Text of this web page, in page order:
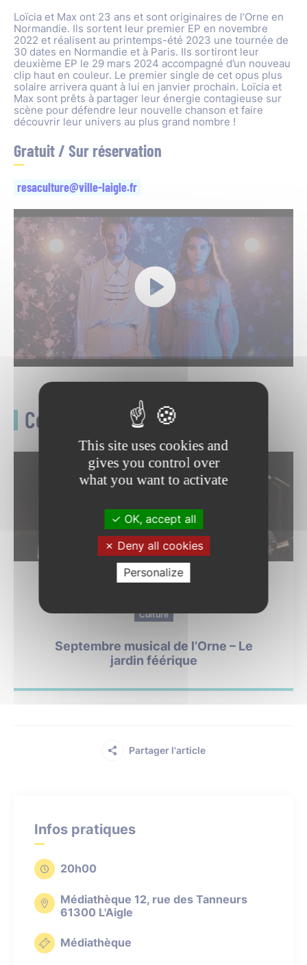
Loïcia et Max ont 23 ans et sont originaires de l’Orne en
Normandie. Ils sortent leur premier EP en novembre
2022 et réalisent au printemps-été 2023 une tournée de
30 dates en Normandie et à Paris. Ils sortiront leur
deuxième EP le 29 mars 2024 accompagné d’un nouveau
clip haut en couleur. Le premier single de cet opus plus
solaire arrivera quant à lui en janvier prochain. Loïcia et
Max sont prêts à partager leur énergie contagieuse sur
scène pour défendre leur nouvelle chanson et faire
découvrir leur univers au plus grand nombre !
Gratuit / Sur réservation
resaculture@ville-laigle.fr
Ceci pourrait vous intéresser
05
SEP.
Culture
Septembre musical de l’Orne – Le
jardin féérique
Partager l'article
Infos pratiques
20h00
Médiathèque 12, rue des Tanneurs
61300 L'Aigle
Médiathèque
This site uses cookies and
gives you control over
what you want to activate
OK, accept all
Deny all cookies
Personalize